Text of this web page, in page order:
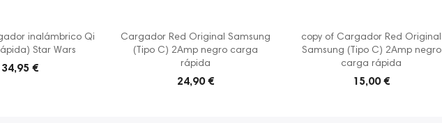
inalámbrico Qi
Star Wars
34,95 €
Cargador Red Original Samsung
(Tipo C) 2Amp negro carga
rápida
24,90 €
copy of Cargador Red Original
Samsung (Tipo C) 2Amp negro
carga rápida
15,00 €